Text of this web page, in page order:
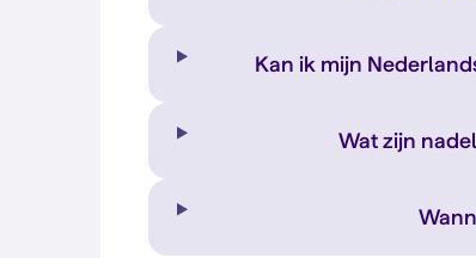
Kan ik mijn
Wat zijn